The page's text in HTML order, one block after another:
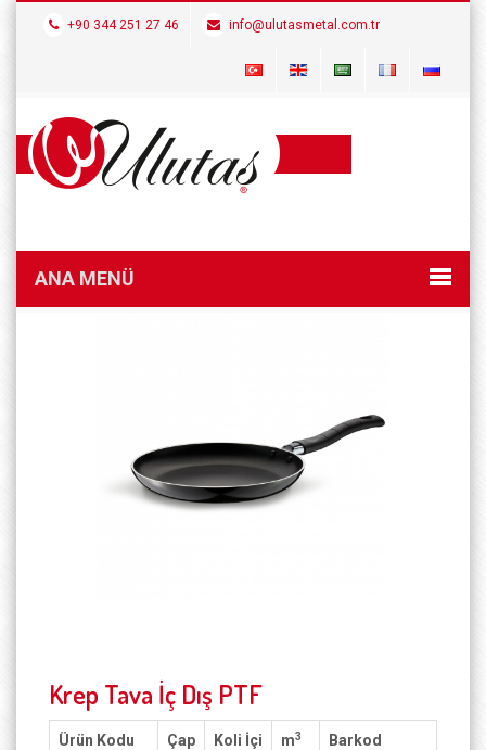
+90 344 251 27 46 info@ulutasmetal.com.tr
ANA MENÜ
Krep Tava İç Dış PTF
Ürün Kodu Çap Koli İçi m3 Barkod